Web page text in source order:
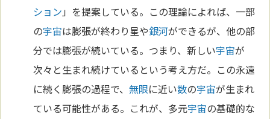
ション 」を提案している。この理論によれば、一部
の宇宙は膨張が終わり星や銀河ができるが、他の部
分では膨張が続いている。つまり、新しい宇宙が
次々と生まれ続けているという考え方だ。この永遠
に続く膨張の過程で、無限に近い数の宇宙が生まれ
ている可能性がある。これが、多元宇宙の基礎的な